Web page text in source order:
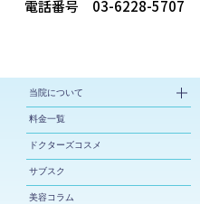
電話番号 03-6228-5707
当院について
料金一覧
ドクターズコスメ
サブスク
美容コラム